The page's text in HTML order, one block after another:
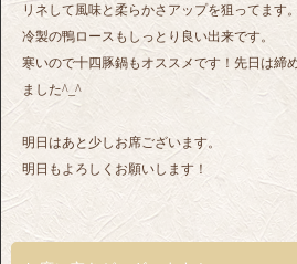
リネして風味と柔らかさアップを狙ってます。
冷製の鴨ロースもしっとり良い出来です。
寒いので十四豚鍋もオススメです！先日は締
ました^_^
明日はあと少しお席ございます。
明日もよろしくお願いします！